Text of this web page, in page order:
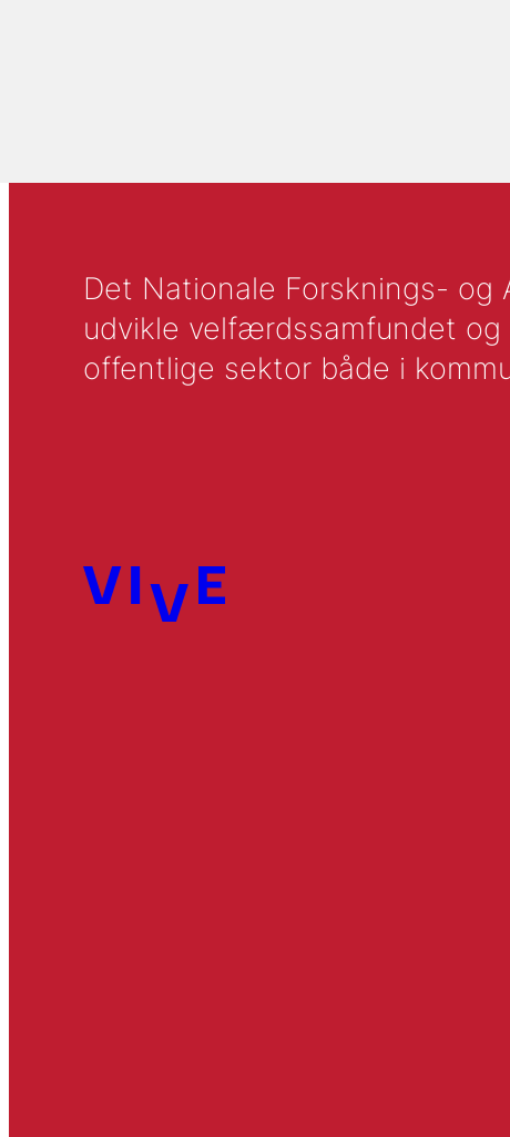
Det Nationale Forsknings-
udvikle velfærdssamfundet
offentlige sektor både i